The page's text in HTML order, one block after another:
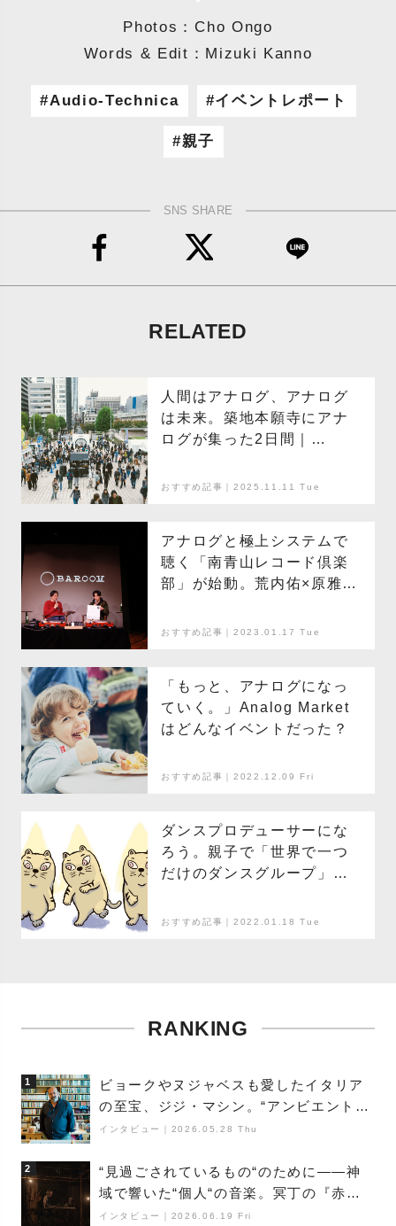
Photos：Cho Ongo
Words & Edit：Mizuki Kanno
Audio-Technica イベントレポート
親子
SNS SHARE
RELATED
人間はアナログ、アナログ
は未来。築地本願寺にアナ
ログが集った2日間｜
フターリポート
おすすめ記事｜2025.11.11 Tue
アナログと極上システムで
聴く「南青山レコード倶楽
部」が始動。荒内佑×原雅明
一回をレポート。（前編）
おすすめ記事｜2023.01.17 Tue
「もっと、アナログになっ
ていく。」Analog Market
はどんなイベントだった？
おすすめ記事｜2022.12.09 Fri
ダンスプロデューサーにな
ろう。親子で「世界で一つ
だけのダンスグループ」を
おすすめ記事｜2022.01.18 Tue
RANKING
1
ビョークやヌジャベスも愛したイタリア
の至宝、ジジ・マシン。“アンビエントの
巨匠”が明かす創作の原点と、「動き」に
インタビュー 2026.05.28 Thu
2
“見過ごされているもの“のために――神
域で響いた“個人“の音楽。冥丁の『赤城
夜神楽』をレポート
インタビュー 2026.06.19 Fri